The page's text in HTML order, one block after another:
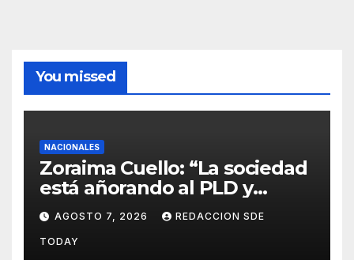
You missed
NACIONALES
Zoraima Cuello: “La sociedad
está añorando al PLD y
nuestro deber es comunicar
con la verdad y las
evidencias”
AGOSTO 7, 2026 REDACCION SDE
TODAY